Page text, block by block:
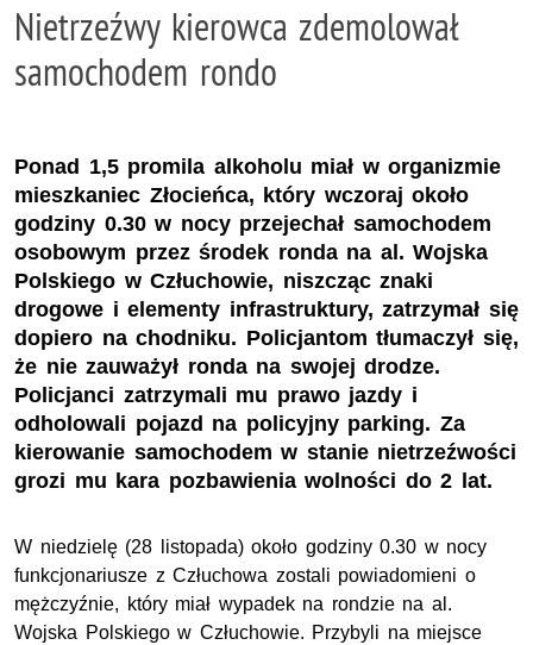
Nietrzeźwy kierowca zdemolował
samochodem rondo
Ponad 1,5 promila alkoholu miał w organizmie
mieszkaniec Złocieńca, który wczoraj około
godziny 0.30 w nocy przejechał samochodem
osobowym przez środek ronda na al. Wojska
Polskiego w Człuchowie, niszcząc znaki
drogowe i elementy infrastruktury, zatrzymał się
dopiero na chodniku. Policjantom tłumaczył się,
że nie zauważył ronda na swojej drodze.
Policjanci zatrzymali mu prawo jazdy i
odholowali pojazd na policyjny parking. Za
kierowanie samochodem w stanie nietrzeźwości
grozi mu kara pozbawienia wolności do 2 lat.
W niedzielę (28 listopada) około godziny 0.30 w nocy
funkcjonariusze z Człuchowa zostali powiadomieni o
mężczyźnie, który miał wypadek na rondzie na al.
Wojska Polskiego w Człuchowie. Przybyli na miejsce